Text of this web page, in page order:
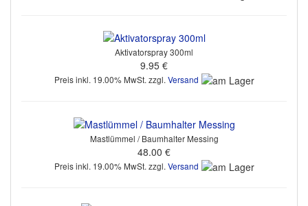
Aktivatorspray 300ml
9.95 €
Preis inkl. 19.00% MwSt. zzgl. Versand
Mastlümmel / Baumhalter Messing
48.00 €
Preis inkl. 19.00% MwSt. zzgl. Versand